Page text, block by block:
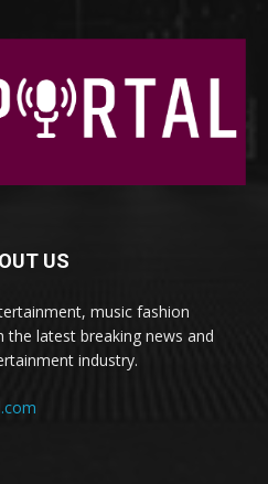
US
music fashion
the latest breaking news and
industry.